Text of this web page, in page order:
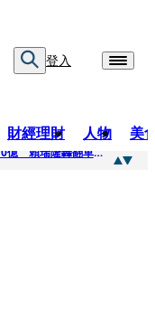
登入
財經理財 人物 美
柯志恩過往言論遭起底！慈濟買疫苗挨詐10億 賴瑞隆轟翻車：應為當年錯誤道歉